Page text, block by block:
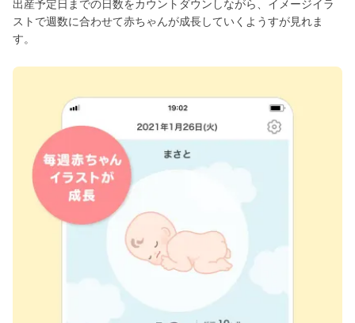
出産予定日までの日数をカウントダウンしながら、イメージイラ
ストで週数に合わせて赤ちゃんが成長していくようすが見れま
す。